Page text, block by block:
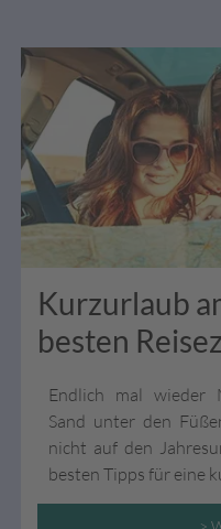
Kurzurlaub
besten
Endlich mal wieder
Sand unter den
nicht auf den
besten Tipps für eine